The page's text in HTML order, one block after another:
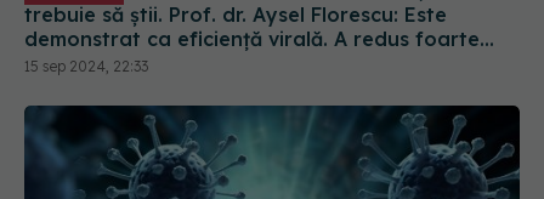
trebuie să știi. Prof. dr. Aysel Florescu: Este
demonstrat ca eficiență virală. A redus foarte
mult riscul de spitalizare
15 sep 2024, 22:33